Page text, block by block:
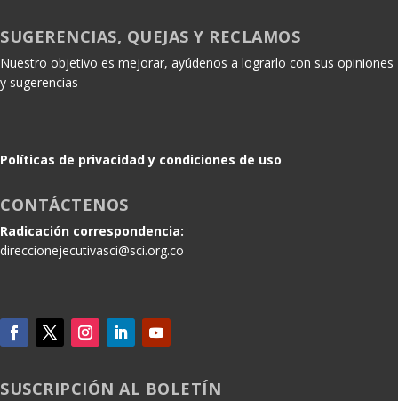
SUGERENCIAS, QUEJAS Y RECLAMOS
Nuestro objetivo es mejorar, ayúdenos a lograrlo con sus opiniones
y sugerencias
Políticas de privacidad y condiciones de uso
CONTÁCTENOS
Radicación correspondencia:
direccionejecutivasci@sci.org.co
SUSCRIPCIÓN AL BOLETÍN